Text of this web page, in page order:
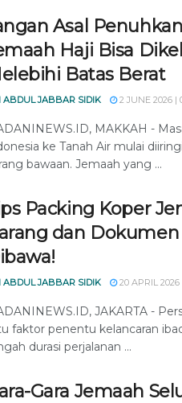
Asal
Haji Bisa
Batas Berat
ABDUL JABBAR SIDIK 2 JUNE 2026 |
MAKKAH -
ke Tanah Air mulai
bawaan. Jemaah yang ...
Packing Koper
dan
ABDUL JABBAR SIDIK 20 APRIL 2026
JAKARTA -
faktor penentu kelancaran
durasi perjalanan ...
Gara Jemaah